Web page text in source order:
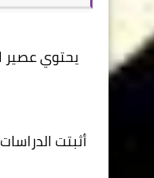
يحتوي عصير